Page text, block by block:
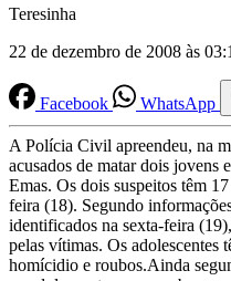
Teresinha
22 de dezembro de 2008 às
Facebook WhatsApp
A Polícia Civil apreendeu, na
acusados de matar dois jovens
Emas. Os dois suspeitos têm
feira (18). Segundo
identificados na sexta-feira
pelas vítimas. Os adolescentes
homícidio e roubos.Ainda